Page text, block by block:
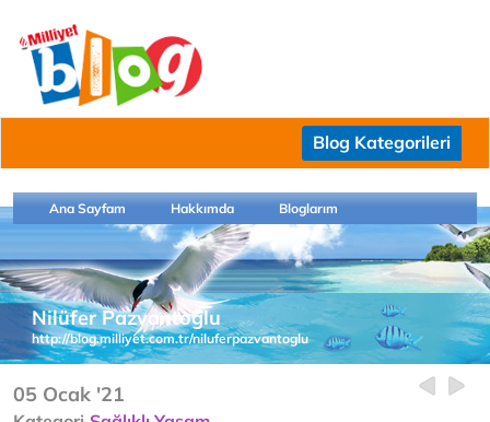
Blog Kategorileri
Ana Sayfam Hakkımda Bloglarım
Nilüfer Pazvantoğlu
http://blog.milliyet.com.tr/niluferpazvantoglu
05 Ocak '21